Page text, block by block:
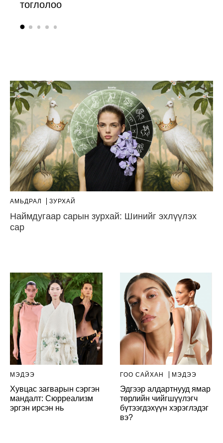
тоглолоо
боллоо
АМЬДРАЛ ЗУРХАЙ
Наймдугаар сарын зурхай: Шинийг эхлүүлэх
сар
МЭДЭЭ
Хувцас загварын сэргэн
мандалт: Сюрреализм
эргэн ирсэн нь
ГОО САЙХАН МЭДЭЭ
Эдгээр алдартнууд ямар
төрлийн чийгшүүлэгч
бүтээгдэхүүн хэрэглэдэг
вэ?